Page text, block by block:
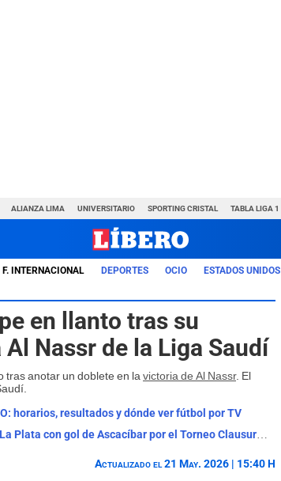
ALIANZA LIMA UNIVERSITARIO SPORTING CRISTAL TABLA LIGA 1
F. INTERNACIONAL DEPORTES OCIO ESTADOS UNIDOS
en llanto tras su
Nassr de la Liga Saudí
tras anotar un doblete en la victoria de Al Nassr. El
horarios, resultados y dónde ver fútbol por TV
Boca Juniors venció por 1-0 a Estudiantes de La Plata con gol de Ascacíbar por el Torneo Clausura 2026
Actualizado el 21 May. 2026 | 15:40 H